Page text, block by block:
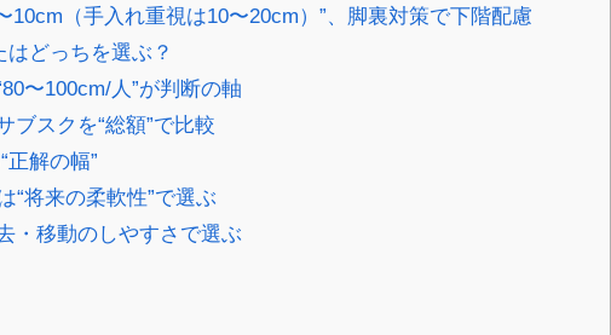
10cm（手入れ重視は10〜20cm）”、脚裏対策で下階配慮
どっちを選ぶ？
〜100cm/人”が判断の軸
ブスクを“総額”で比較
正解の幅”
“将来の柔軟性”で選ぶ
・移動のしやすさで選ぶ